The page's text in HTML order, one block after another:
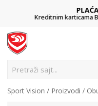
Kreditnim karticama
Pretraži sajt...
Sport Vision Proizvodi